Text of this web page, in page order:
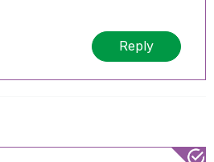
Reply